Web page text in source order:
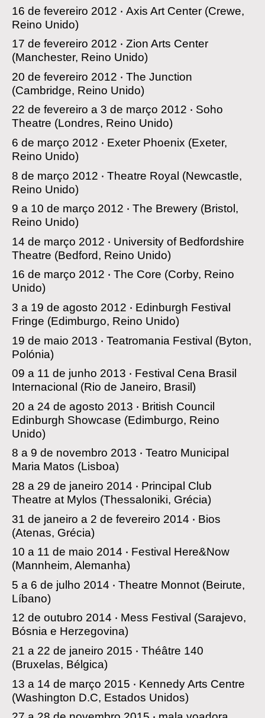
16 de fevereiro 2012 ‧ Axis Art Center (Crewe,
Reino Unido)
17 de fevereiro 2012 ‧ Zion Arts Center
(Manchester, Reino Unido)
20 de fevereiro 2012 ‧ The Junction
(Cambridge, Reino Unido)
22 de fevereiro a 3 de março 2012 ‧ Soho
Theatre (Londres, Reino Unido)
6 de março 2012 ‧ Exeter Phoenix (Exeter,
Reino Unido)
8 de março 2012 ‧ Theatre Royal (Newcastle,
Reino Unido)
9 a 10 de março 2012 ‧ The Brewery (Bristol,
Reino Unido)
14 de março 2012 ‧ University of Bedfordshire
Theatre (Bedford, Reino Unido)
16 de março 2012 ‧ The Core (Corby, Reino
Unido)
3 a 19 de agosto 2012 ‧ Edinburgh Festival
Fringe (Edimburgo, Reino Unido)
19 de maio 2013 ‧ Teatromania Festival (Byton,
Polónia)
09 a 11 de junho 2013 ‧ Festival Cena Brasil
Internacional (Rio de Janeiro, Brasil)
20 a 24 de agosto 2013 ‧ British Council
Edinburgh Showcase (Edimburgo, Reino
Unido)
8 a 9 de novembro 2013 ‧ Teatro Municipal
Maria Matos (Lisboa)
28 a 29 de janeiro 2014 ‧ Principal Club
Theatre at Mylos (Thessaloniki, Grécia)
31 de janeiro a 2 de fevereiro 2014 ‧ Bios
(Atenas, Grécia)
10 a 11 de maio 2014 ‧ Festival Here&Now
(Mannheim, Alemanha)
5 a 6 de julho 2014 ‧ Theatre Monnot (Beirute,
Líbano)
12 de outubro 2014 ‧ Mess Festival (Sarajevo,
Bósnia e Herzegovina)
21 a 22 de janeiro 2015 ‧ Théâtre 140
(Bruxelas, Bélgica)
13 a 14 de março 2015 ‧ Kennedy Arts Centre
(Washington D.C, Estados Unidos)